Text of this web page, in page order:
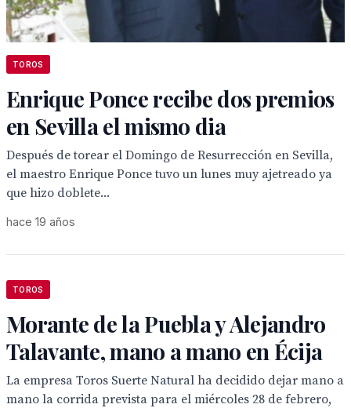
TOROS
Enrique Ponce recibe dos premios
en Sevilla el mismo dia
Después de torear el Domingo de Resurrección en Sevilla,
el maestro Enrique Ponce tuvo un lunes muy ajetreado ya
que hizo doblete...
hace 19 años
TOROS
Morante de la Puebla y Alejandro
Talavante, mano a mano en Écija
La empresa Toros Suerte Natural ha decidido dejar mano a
mano la corrida prevista para el miércoles 28 de febrero,